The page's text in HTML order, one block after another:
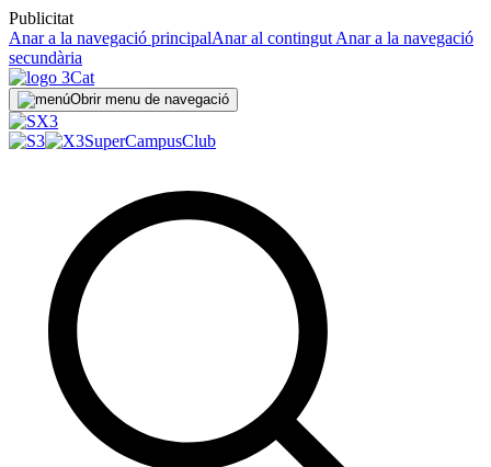
Publicitat
Anar a la navegació principalAnar al contingut Anar a la navegació
secundària
Obrir menu de navegació
SuperCampusClub